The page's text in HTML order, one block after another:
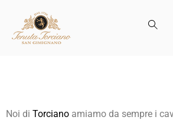
Noi di Torciano amiamo da sempre i